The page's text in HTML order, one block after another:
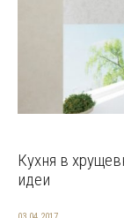
Кухня в
идеи